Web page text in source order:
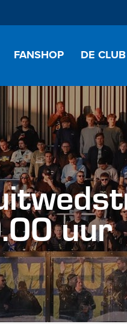
FANSHOP DE CLUB
uur